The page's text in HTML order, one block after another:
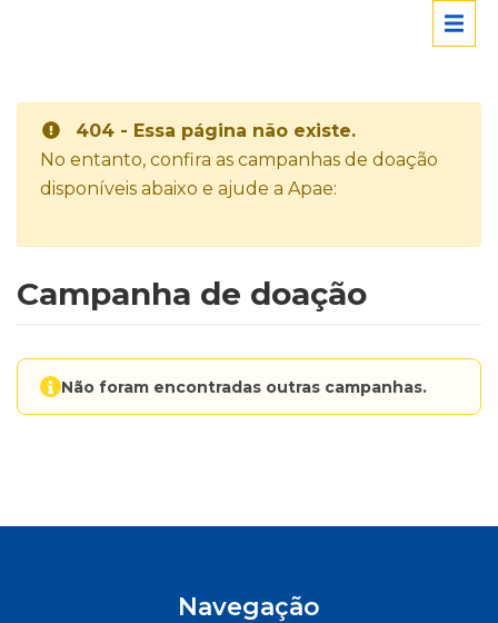
404 - Essa página não existe.
No entanto, confira as campanhas de doação
disponíveis abaixo e ajude a Apae:
Campanha de doação
Não foram encontradas outras campanhas.
Navegação